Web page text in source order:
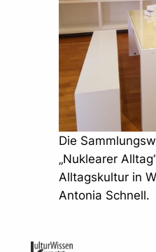
Die
„Nuklearer
Alltagskultur in
Antonia Schnell.